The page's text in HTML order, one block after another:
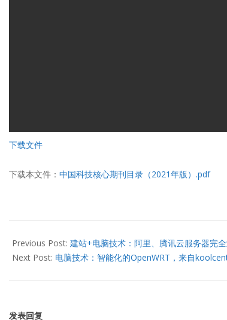
下载文件
下载本文件： 中国科技核心期刊目录（2021年版）.pdf
04-
19
Previous Post: 建站+电脑技术：阿里、腾讯云服务器完
Next Post: 电脑技术：智能化的OpenWRT，来自
发表回复